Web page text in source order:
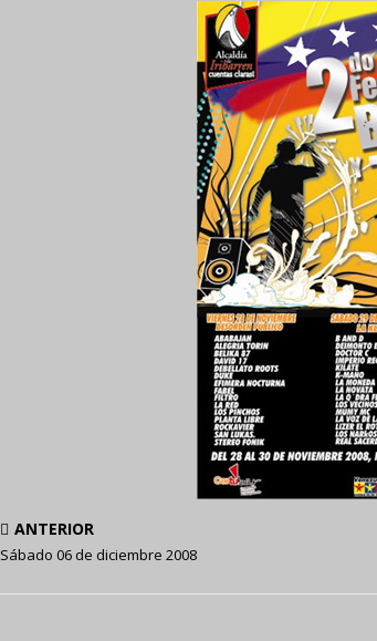
ANTERIOR
Sábado 06 de diciembre 2008